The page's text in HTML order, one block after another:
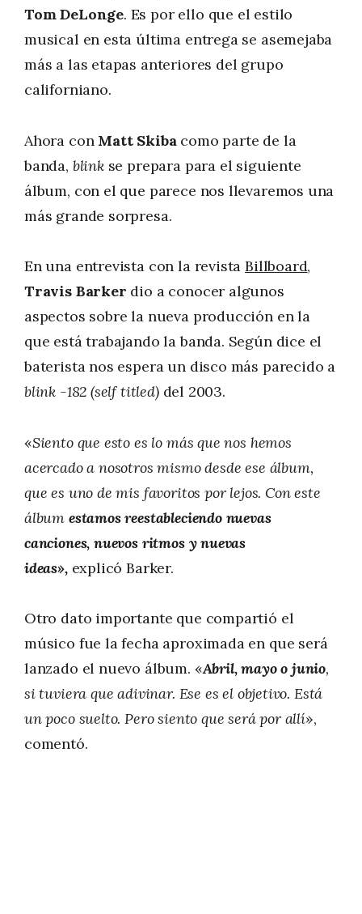
Tom DeLonge. Es por ello que el estilo
musical en esta última entrega se asemejaba
más a las etapas anteriores del grupo
californiano.
Ahora con Matt Skibacomo parte de la
banda, blinkse prepara para el siguiente
álbum, con el que parece nos llevaremos una
más grande sorpresa.
En una entrevista con la revistaBillboard,
Travis Barker dio a conocer algunos
aspectos sobre la nueva producción en la
que está trabajando la banda. Según dice el
baterista nos espera un disco más parecido a
blink -182 (self titled)del 2003.
«Siento que esto es lo más que nos hemos
acercado a nosotros mismo desde ese álbum,
que es uno de mis favoritos por lejos. Con este
álbum estamos reestableciendo nuevas
canciones, nuevos ritmos y nuevas
ideas», explicó Barker.
Otro dato importante que compartió el
músico fue la fecha aproximada en que será
lanzado el nuevo álbum. «Abril, mayo o junio,
si tuviera que adivinar. Ese es el objetivo. Está
un poco suelto. Pero siento que será por allí»,
comentó.